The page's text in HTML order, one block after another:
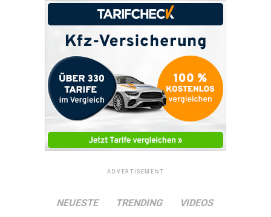
Junger Motorradfahrer kracht frontal in Linienbus –
schwer verletzt
Telefonbetrüger ergaunern Geld bei Seniorin per WhatsApp
ADVERTISEMENT
NEUESTE TRENDING VIDEOS